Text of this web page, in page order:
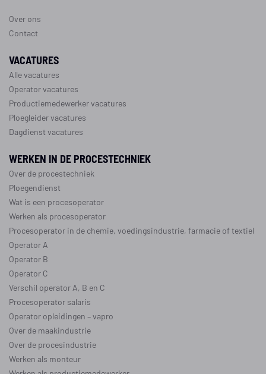
Over ons
Contact
VACATURES
Alle vacatures
Operator vacatures
Productiemedewerker vacatures
Ploegleider vacatures
Dagdienst vacatures
WERKEN IN DE PROCESTECHNIEK
Over de procestechniek
Ploegendienst
Wat is een procesoperator
Werken als procesoperator
Procesoperator in de chemie voedingsindustrie farmacie oftextiel
Operator A
Operator B
Operator C
Verschil operator A, B en C
Procesoperator salaris
Operator opleidingen –vapro
Over de maakindustrie
Over de procesindustrie
Werken als monteur